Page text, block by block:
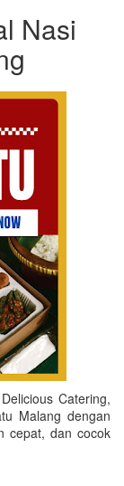
Nasi
Catering,
Malang dengan
cepat, dan cocok